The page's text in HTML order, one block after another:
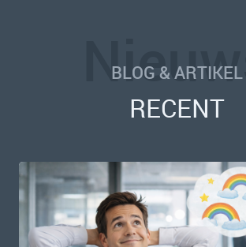
Nieuws
BLOG & ARTIKEL
RECENT